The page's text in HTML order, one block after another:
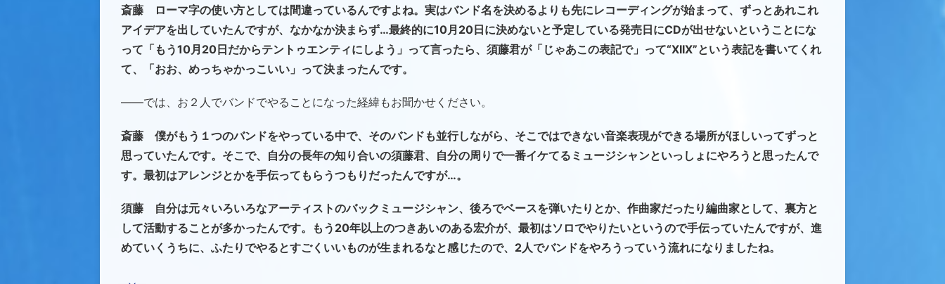
斎藤 ローマ字の使い方としては間違っているんですよね。実はバンド名を決めるよりも先にレコーディングが始まって、ずっとあれこれ
アイデアを出していたんですが、なかなか決まらず…最終的に10月20日に決めないと予定している発売日にCDが出せないということにな
って「もう10月20日だからテントゥエンティにしよう」って言ったら、須藤君が「じゃあこの表記で」って“XIIX”という表記を書いてくれ
て、「おお、めっちゃかっこいい」って決まったんです。
――では、お２人でバンドでやることになった経緯もお聞かせください。
斎藤 僕がもう１つのバンドをやっている中で、そのバンドも並行しながら、そこではできない音楽表現ができる場所がほしいってずっと
思っていたんです。そこで、自分の長年の知り合いの須藤君、自分の周りで一番イケてるミュージシャンといっしょにやろうと思ったんで
す。最初はアレンジとかを手伝ってもらうつもりだったんですが…。
須藤 自分は元々いろいろなアーティストのバックミュージシャン、後ろでベースを弾いたりとか、作曲家だったり編曲家として、裏方と
して活動することが多かったんです。もう20年以上のつきあいのある宏介が、最初はソロでやりたいというので手伝っていたんですが、進
めていくうちに、ふたりでやるとすごくいいものが生まれるなと感じたので、2人でバンドをやろうっていう流れになりましたね。